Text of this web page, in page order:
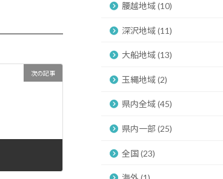
次の記事
腰越地域 (10)
深沢地域 (11)
大船地域 (13)
玉縄地域 (2)
県内全域 (45)
県内一部 (25)
全国 (23)